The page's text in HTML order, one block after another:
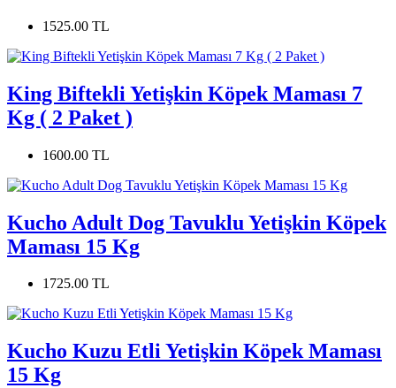
1525.00 TL
King Biftekli Yetişkin Köpek Maması 7
Kg ( 2 Paket )
1600.00 TL
Kucho Adult Dog Tavuklu Yetişkin Köpek
Maması 15 Kg
1725.00 TL
Kucho Kuzu Etli Yetişkin Köpek Maması
15 Kg